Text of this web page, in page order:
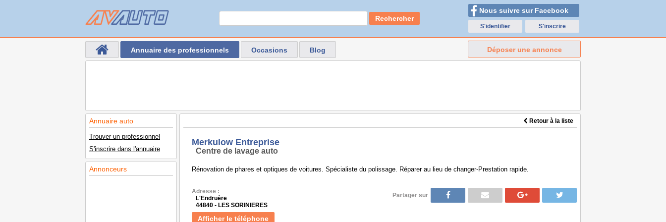
Rechercher
Nous suivre sur Facebook
S'identifier S'inscrire
Annuaire des professionnels Occasions Blog Déposer une annonce
Annuaire auto
Trouver un professionnel
S'inscrire dans l'annuaire
Annonceurs
Retour à la liste
Merkulow Entreprise
Centre de lavage auto
Rénovation de phares et optiques de voitures. Spécialiste du polissage. Réparer au lieu de changer-Prestation rapide.
Adresse :
L'Endruère
44840 - LES SORINIERES
Afficher le téléphone
Partager sur